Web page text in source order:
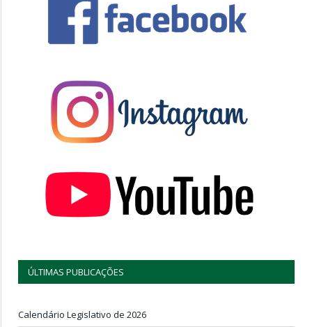
ÚLTIMAS PUBLICAÇÕES
Calendário Legislativo de 2026